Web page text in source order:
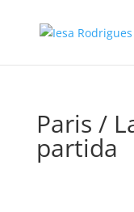
Paris /
partida